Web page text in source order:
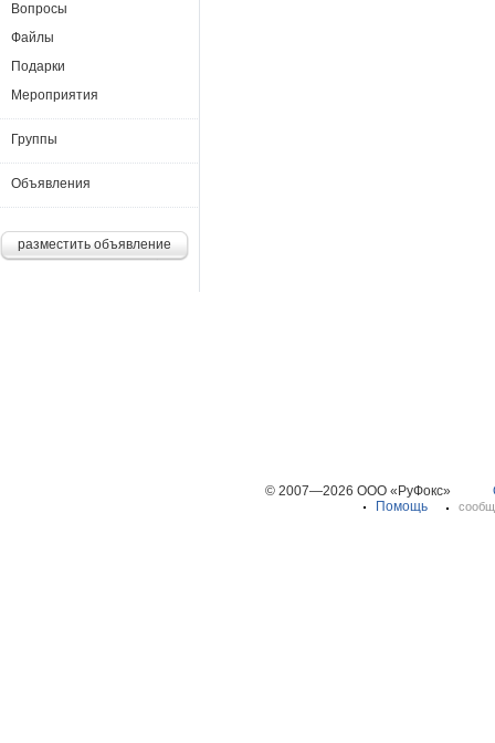
Вопросы
Файлы
Подарки
Мероприятия
Группы
Объявления
разместить объявление
© 2007—2026 ООО «РуФокс»
Помощь